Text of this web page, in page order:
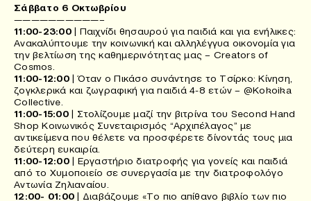
Σάββατο 6 Οκτωβρίου
——————————–
11:00-23:00| Παιχνίδι θησαυρού για παιδιά και για ενήλικες:
Ανακαλύπτουμε την κοινωνική και αλληλέγγυα οικονομία για
την βελτίωση της καθημερινότητας μας – Creators of
Cosmos.
11:00-12:00| Όταν ο Πικάσο συνάντησε το Τσίρκο: Κίνηση,
ζογκλερικά και ζωγραφική για παιδιά 4-8 ετών – @Kokoika
Collective.
11:00-15:00| Στολίζουμε μαζί την βιτρίνα του Second Hand
Shop Κοινωνικός Συνεταιρισμός “Αρχιπέλαγος” με
αντικείμενα που θέλετε να προσφέρετε δίνοντάς τους μια
δεύτερη ευκαιρία.
11:00-12:00| Εργαστήριο διατροφής για γονείς και παιδιά
από το Χυμοποιείο σε συνεργασία με την διατροφολόγο
Αντωνία Ζηλιαναίου.
12:00- 01:00 | Διαβάζουμε «Το πιο απίθανο βιβλίο των πιο